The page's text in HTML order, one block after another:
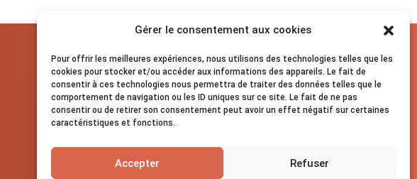
Gérer le consentement aux cookies
Pour offrir les meilleures expériences, nous utilisons des technologies telles que les
cookies pour stocker et/ou accéder aux informations des appareils. Le fait de
consentir à ces technologies nous permettra de traiter des données telles que le
comportement de navigation ou les ID uniques sur ce site. Le fait de ne pas
consentir ou de retirer son consentement peut avoir un effet négatif sur certaines
caractéristiques et fonctions.
Accepter Refuser
Suivez-nous sur les réseaux sociaux !